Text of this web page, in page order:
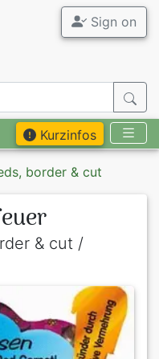
Sign on
Kurzinfos
border & cut
& cut /